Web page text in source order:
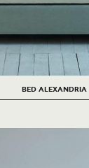
BED ALEXANDRIA